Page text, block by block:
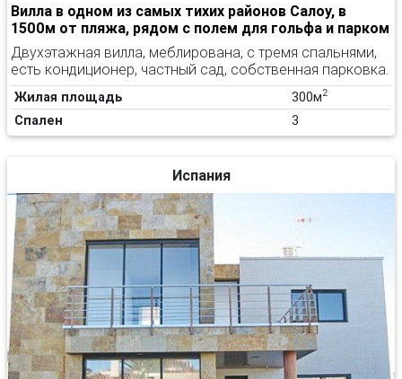
Вилла в одном из самых тихих районов Салоу, в
1500м от пляжа, рядом с полем для гольфа и парком
Двухэтажная вилла, меблирована, с тремя спальнями,
есть кондиционер, частный сад, собственная парковка.
Жилая площадь 300м2
Спален 3
Испания